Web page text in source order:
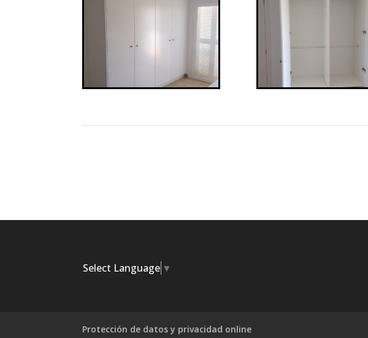
Select Language ▼
Protección de datos y privacidad online